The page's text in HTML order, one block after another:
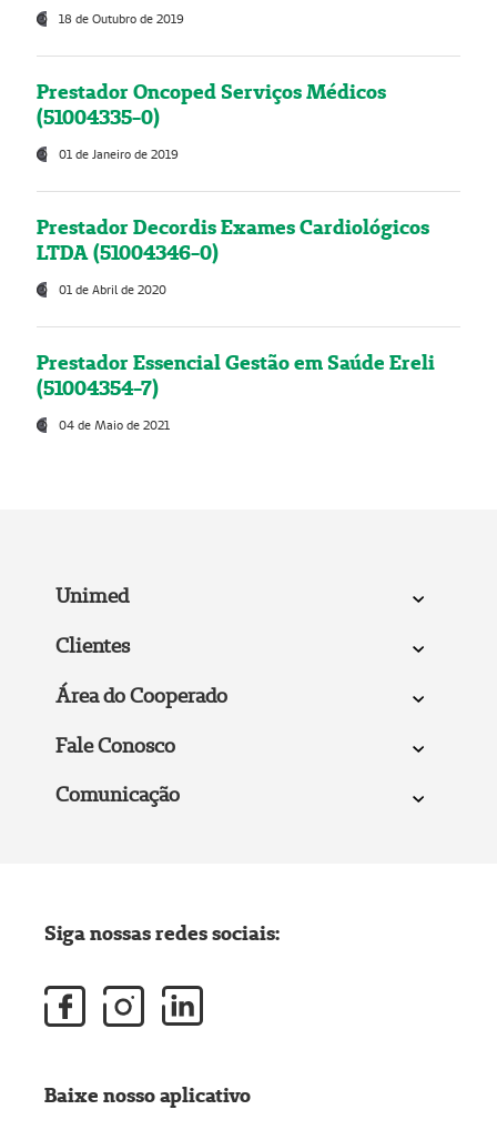
18 de Outubro de 2019
Prestador Oncoped Serviços Médicos
(51004335-0)
01 de Janeiro de 2019
Prestador Decordis Exames Cardiológicos
LTDA (51004346-0)
01 de Abril de 2020
Prestador Essencial Gestão em Saúde Ereli
(51004354-7)
04 de Maio de 2021
Unimed
Clientes
Área do Cooperado
Fale Conosco
Comunicação
Siga nossas redes sociais:
Baixe nosso aplicativo